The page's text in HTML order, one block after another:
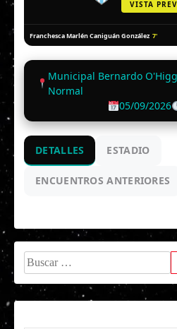
VISTA
Franchesca Marlén Caniguán González 7'
Municipal Bernardo
Normal
05/09/2026
DETALLES ESTADIO
ENCUENTROS ANTERIORES
Buscar: